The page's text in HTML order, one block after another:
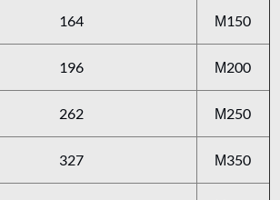
164 М150
196 М200
262 М250
327 М350